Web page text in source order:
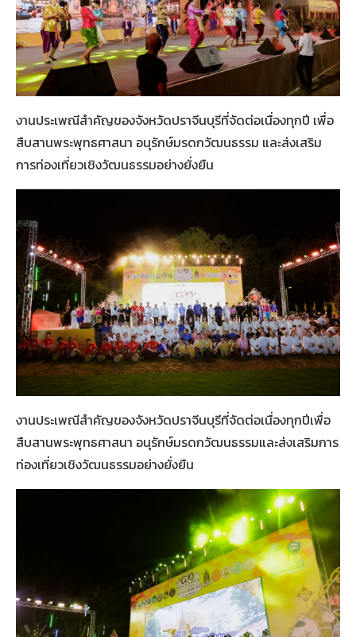
งานประเพณีสำคัญของจังหวัดปราจีนบุรีที่จัดต่อเนื่องทุกปี เพื่อ
สืบสานพระพุทธศาสนา อนุรักษ์มรดกวัฒนธรรม และส่งเสริม
การท่องเที่ยวเชิงวัฒนธรรมอย่างยั่งยืน
งานประเพณีสำคัญของจังหวัดปราจีนบุรีที่จัดต่อเนื่องทุกปีเพื่อ
สืบสานพระพุทธศาสนา อนุรักษ์มรดกวัฒนธรรมและส่งเสริมการ
ท่องเที่ยวเชิงวัฒนธรรมอย่างยั่งยืน